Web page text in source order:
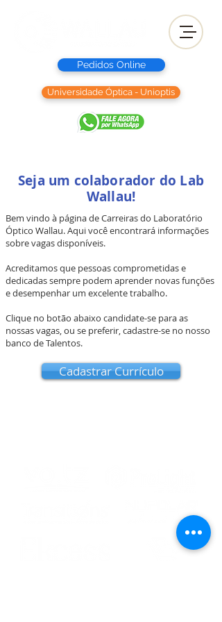
Pedidos Online
Universidade Óptica - Unioptis
Seja um colaborador do Lab
Wallau!
Bem vindo à página de Carreiras do Laboratório
Óptico Wallau. Aqui você encontrará informações
sobre vagas disponíveis.
Acreditamos que pessoas comprometidas e
dedicadas sempre podem aprender novas funções
e desempenhar um excelente trabalho.
Clique no botão abaixo candidate-se para as
nossas vagas, ou se preferir, cadastre-se no nosso
banco de Talentos.
Cadastrar Currículo